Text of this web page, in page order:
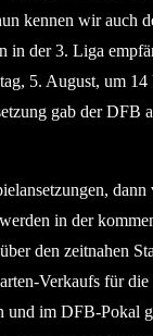
kennen wir auch
in der 3. Liga
5. August, um
gab der DFB
in der
den zeitnahen
Verkaufs für
und im DFB-Pokal